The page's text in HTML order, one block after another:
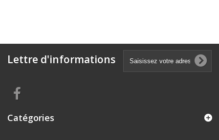
Lettre d'informations
Catégories